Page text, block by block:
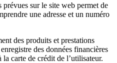
sur le site web permet de
une adresse et un numéro
des produits et prestations
des données financières
carte de crédit de l’utilisateur.